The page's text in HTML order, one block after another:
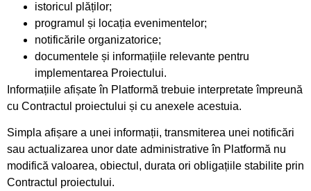
istoricul plăților;
programul și locația evenimentelor;
notificările organizatorice;
documentele și informațiile relevante pentru
implementarea Proiectului.
Informațiile afișate în Platformă trebuie interpretate împreună
cu Contractul proiectului și cu anexele acestuia.
Simpla afișare a unei informații, transmiterea unei notificări
sau actualizarea unor date administrative în Platformă nu
modifică valoarea, obiectul, durata ori obligațiile stabilite prin
Contractul proiectului.